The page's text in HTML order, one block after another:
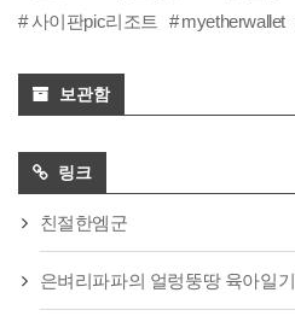
사이판pic리조트
myetherwallet
보관함
링크
친절한엠군
은벼리파파의 얼렁뚱땅 육아일기